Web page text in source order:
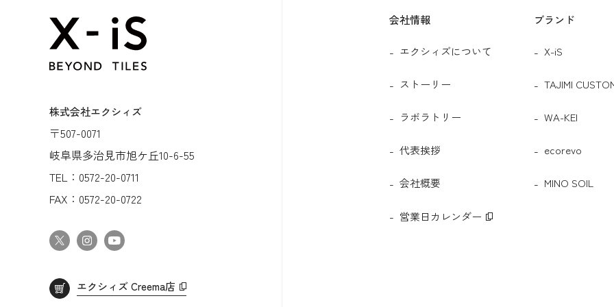
株式会社エクシィズ
〒507-0071
岐阜県多治見市旭ケ丘10-6-55
TEL： 0572-20-0711
FAX： 0572-20-0722
エクシィズ Creema店
会社情報
エクシィズについて
ストーリー
ラボラトリー
代表挨拶
会社概要
営業日カレンダー
ブランド
X-iS
TAJIMI
WA-KEI
ecorevo
MINO SOIL